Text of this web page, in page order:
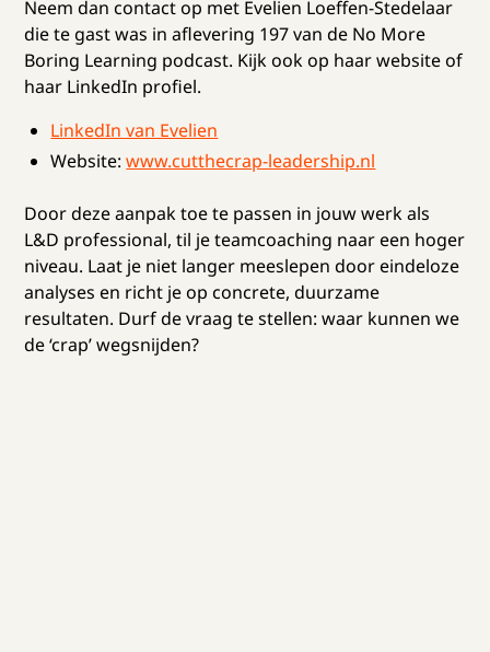
Neem dan contact op met Evelien Loeffen-Stedelaar
die te gast was in aflevering 197 van de No More
Boring Learning podcast. Kijk ook op haar website of
haar LinkedIn profiel.
LinkedIn van Evelien
Website:www.cutthecrap-leadership.nl
Door deze aanpak toe te passen in jouw werk als
L&D professional, til je teamcoaching naar een hoger
niveau. Laat je niet langer meeslepen door eindeloze
analyses en richt je op concrete, duurzame
resultaten. Durf de vraag te stellen: waar kunnen we
de ‘crap’ wegsnijden?